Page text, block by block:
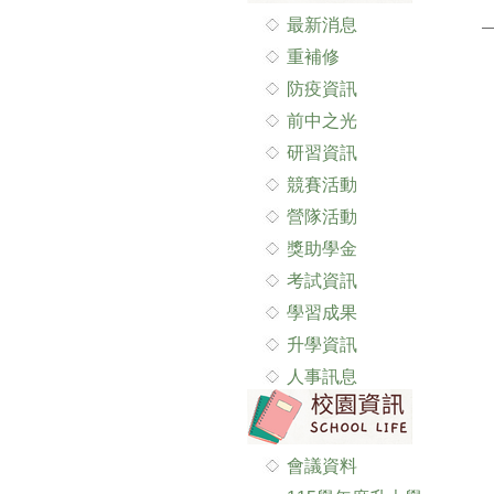
最新消息
重補修
防疫資訊
前中之光
研習資訊
競賽活動
營隊活動
獎助學金
考試資訊
學習成果
升學資訊
人事訊息
會議資料